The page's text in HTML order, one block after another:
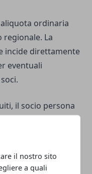
il nostro sito
a quali
aliquota ordinaria
regionale. La
incide direttamente
eventuali
il socio persona
sui dividendi,
prevista
in capo alla